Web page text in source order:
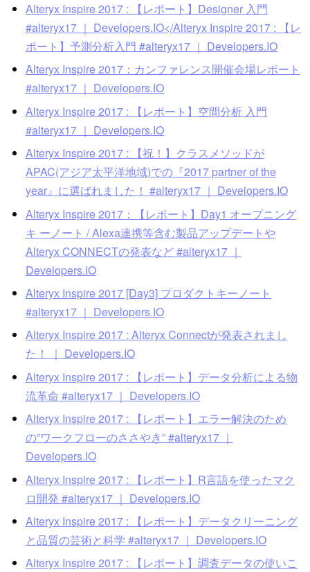
Alteryx Inspire 2017 : 【レポート】Designer 入門
#alteryx17 ｜ Developers.IO</Alteryx Inspire 2017 : 【レ
ポート】予測分析入門 #alteryx17 ｜ Developers.IO
Alteryx Inspire 2017：カンファレンス開催会場レポート
#alteryx17 ｜ Developers.IO
Alteryx Inspire 2017 : 【レポート】空間分析 入門
#alteryx17 ｜ Developers.IO
Alteryx Inspire 2017 : 【祝！】クラスメソッドが
APAC(アジア太平洋地域)での『2017 partner of the
year』に選ばれました！ #alteryx17 ｜ Developers.IO
Alteryx Inspire 2017：【レポート】Day1 オープニング
キ ーノート / Alexa連携等含む製品アップデートや
Alteryx CONNECTの発表など #alteryx17 ｜
Developers.IO
Alteryx Inspire 2017 [Day3] プロダクトキーノート
#alteryx17 ｜ Developers.IO
Alteryx Inspire 2017 : Alteryx Connectが発表されまし
た！ ｜ Developers.IO
Alteryx Inspire 2017 : 【レポート】データ分析による物
流革命 #alteryx17 ｜ Developers.IO
Alteryx Inspire 2017 : 【レポート】エラー解決のため
の”ワークフローのささやき” #alteryx17 ｜
Developers.IO
Alteryx Inspire 2017 : 【レポート】R言語を使ったマク
ロ開発 #alteryx17 ｜ Developers.IO
Alteryx Inspire 2017 : 【レポート】データクリーニング
と品質の芸術と科学 #alteryx17 ｜ Developers.IO
Alteryx Inspire 2017 : 【レポート】調査データの使いこ